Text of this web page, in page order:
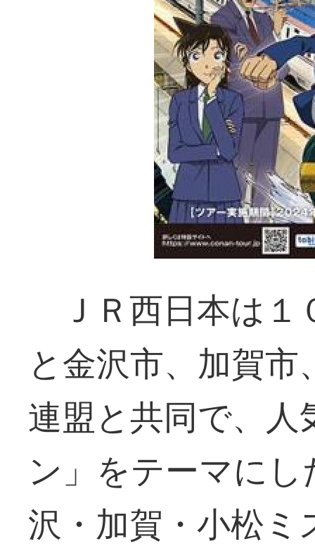
ＪＲ西日本は１
と金沢市、加賀
連盟と共同で、
ン」をテーマに
沢・加賀・小松